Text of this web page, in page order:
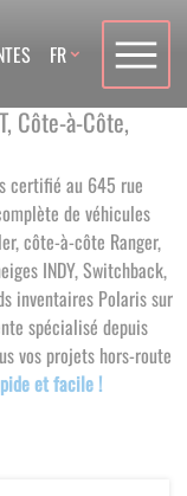
Language
FR
Côte-à-Côte,
certifié au 645 rue
de véhicules
côte-à-côte Ranger,
INDY, Switchback,
inventaires Polaris sur
spécialisé depuis
vos projets hors-route
et facile !